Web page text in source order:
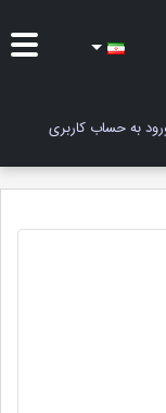
به حساب کاربری